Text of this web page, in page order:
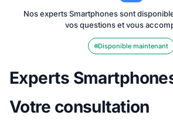
répondu à
smartphone
Oppo. Très
satisfaite."
à
Nos experts Smartphones sont
vos questions et vous
Disponible maintenant
Experts
Votre consultation